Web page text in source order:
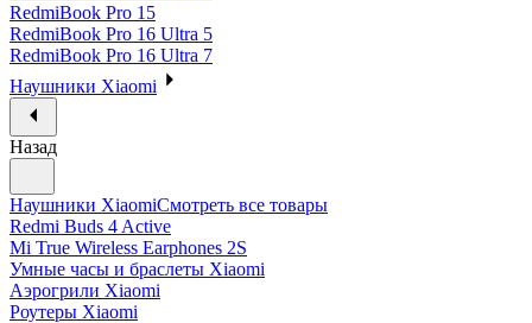
RedmiBook Pro 15
RedmiBook Pro 16 Ultra 5
RedmiBook Pro 16 Ultra 7
Наушники Xiaomi
Назад
Наушники XiaomiСмотреть все товары
Redmi Buds 4 Active
Mi True Wireless Earphones 2S
Умные часы и браслеты Xiaomi
Аэрогрили Xiaomi
Роутеры Xiaomi